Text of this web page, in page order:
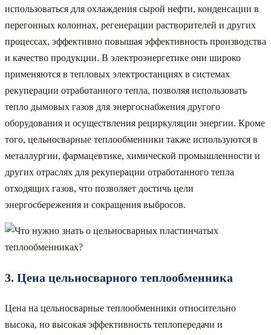
использоваться для охлаждения сырой нефти, конденсации в
перегонных колоннах, регенерации растворителей и других
процессах, эффективно повышая эффективность производства
и качество продукции. В электроэнергетике они широко
применяются в тепловых электростанциях в системах
рекуперации отработанного тепла, позволяя использовать
тепло дымовых газов для энергоснабжения другого
оборудования и осуществления рециркуляции энергии. Кроме
того, цельносварные теплообменники также используются в
металлургии, фармацевтике, химической промышленности и
других отраслях для рекуперации отработанного тепла
отходящих газов, что позволяет достичь цели
энергосбережения и сокращения выбросов.
3. Цена цельносварного теплообменника
Цена на цельносварные теплообменники относительно
высока, но высокая эффективность теплопередачи и